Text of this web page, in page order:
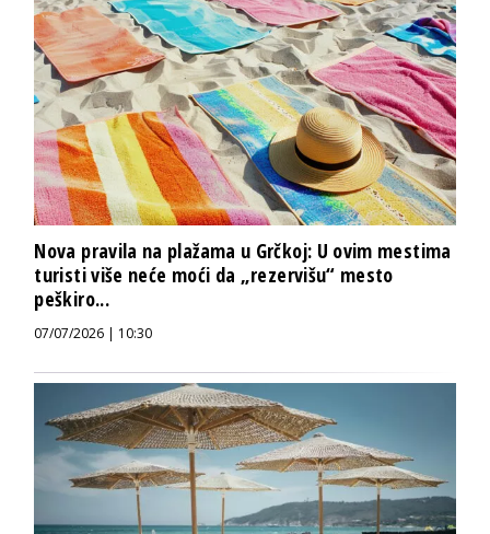
Nova pravila na plažama u Grčkoj: U ovim mestima
turisti više neće moći da „rezervišu“ mesto
peškiro...
07/07/2026 | 10:30